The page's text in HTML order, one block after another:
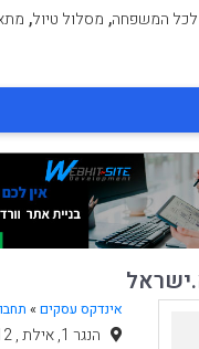
לכל המשפחה, מסלול טיול,
אינדקס עסקים »
הנגר 1, אילת , 88112 אילת